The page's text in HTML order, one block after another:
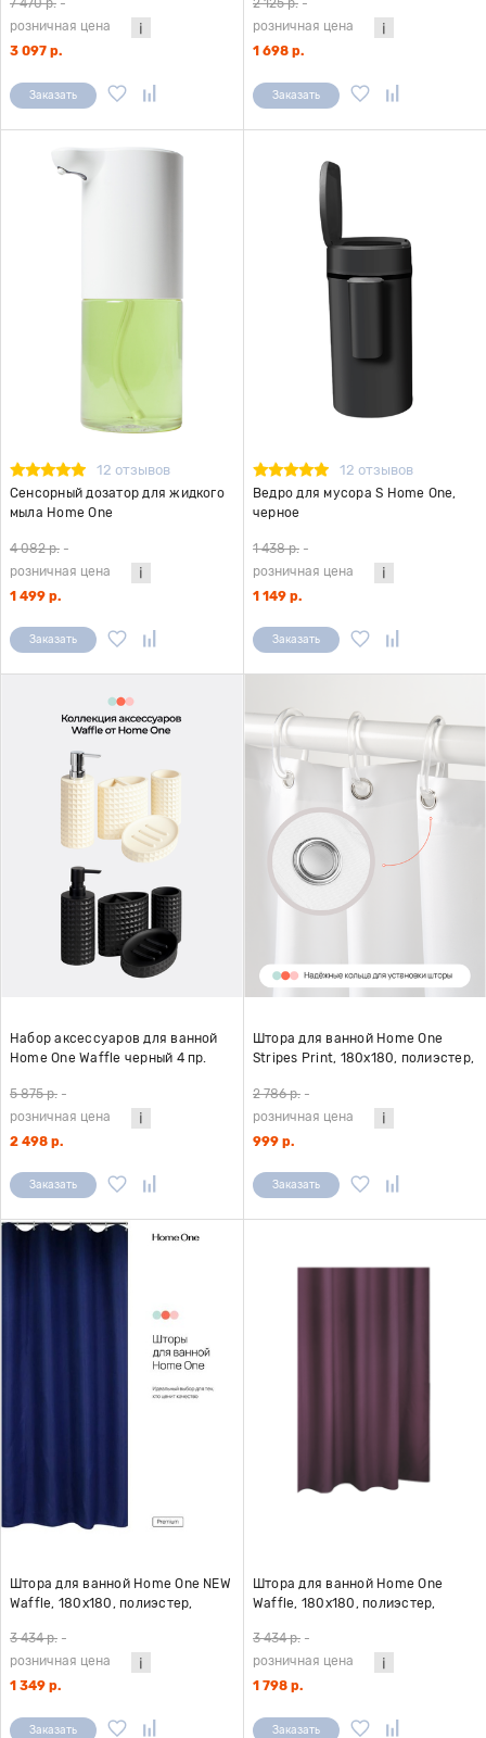
7 470 р. -
розничная цена
3 097 р.
Заказать
2 125 р. -
розничная цена
1 698 р.
Заказать
12 отзывов
Сенсорный дозатор для жидкого
мыла Home One
4 082 р. -
розничная цена
1 499 р.
Заказать
12 отзывов
Ведро для мусора S Home One,
черное
1 438 р. -
розничная цена
1 149 р.
Заказать
Набор аксессуаров для ванной
Home One Waffle черный 4 пр.
5 875 р. -
розничная цена
2 498 р.
Заказать
Штора для ванной Home One
Stripes Print, 180х180, полиэстер,
2 786 р. -
розничная цена
999 р.
Заказать
Штора для ванной Home One NEW
Waffle, 180х180, полиэстер,
3 434 р. -
розничная цена
1 349 р.
Заказать
Штора для ванной Home One
Waffle, 180х180, полиэстер,
3 434 р. -
розничная цена
1 798 р.
Заказать